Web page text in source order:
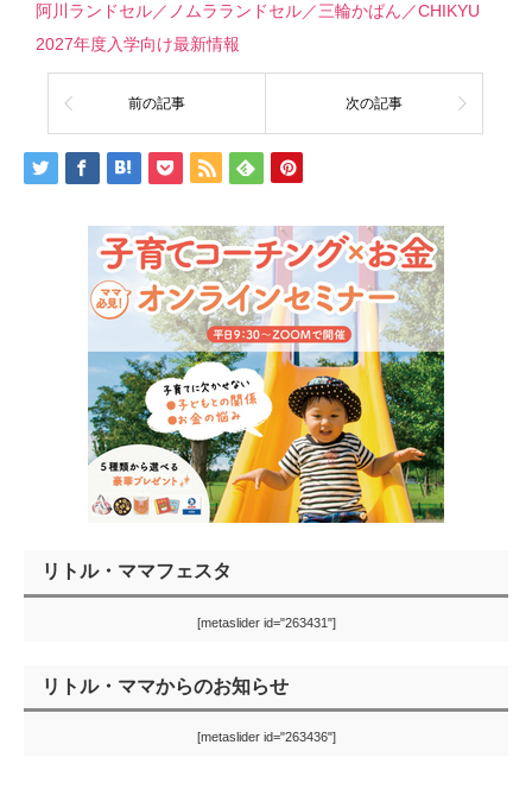
阿川ランドセル／ノムラランドセル／三輪かばん／CHIKYU
2027年度入学向け最新情報
前の記事 次の記事
リトル・ママフェスタ
[metaslider id="263431"]
リトル・ママからのお知らせ
[metaslider id="263436"]